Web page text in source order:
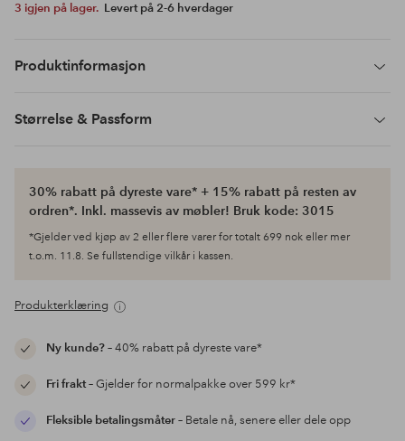
3 igjen på lager. Levert på 2-6 hverdager
Produktinformasjon
Størrelse & Passform
30% rabatt på dyreste vare* + 15% rabatt på resten av
ordren*. Inkl. massevis av møbler! Bruk kode: 3015
*Gjelder ved kjøp av 2 eller flere varer for totalt 699 nok eller mer
t.o.m. 11.8. Se fullstendige vilkår i kassen.
Produkterklæring
Ny kunde?– 40% rabatt på dyreste vare*
Fri frakt– Gjelder for normalpakke over 599 kr*
Fleksible betalingsmåter– Betale nå, senere eller dele opp